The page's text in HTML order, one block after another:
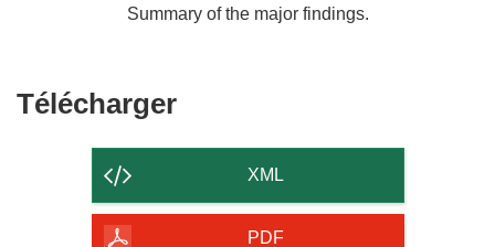
Summary of the major findings.
TéléchargerTélécharger
contenu
de
XML
PDF